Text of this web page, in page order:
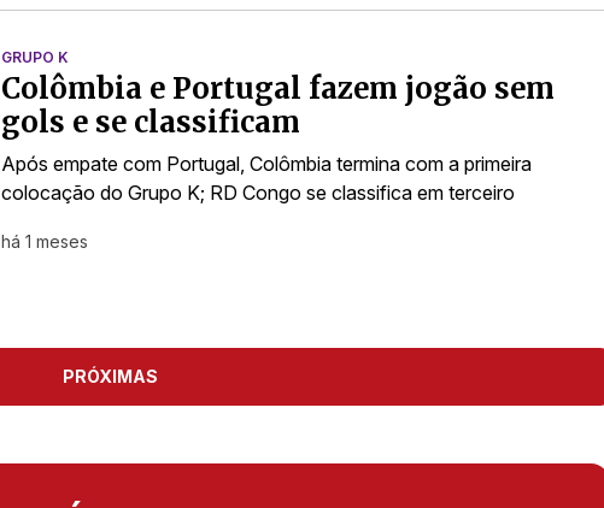
GRUPO K
Colômbia e Portugal fazem jogão sem
gols e se classificam
Após empate com Portugal, Colômbia termina com a primeira
colocação do Grupo K; RD Congo se classifica em terceiro
há 1 meses
PRÓXIMAS